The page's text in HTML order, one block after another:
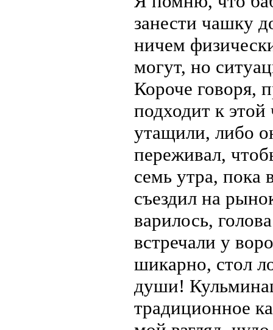
занести чашку
ничем
могут, но
Короче говоря,
подходит к
утащили, либо
переживал,
семь утра, пока
съездил на
варилось,
встречали у
шикарно, стол
души!
традиционное